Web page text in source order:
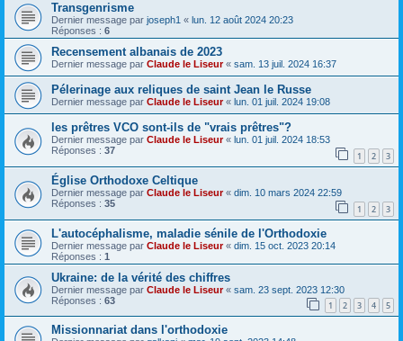
Transgenrisme
Dernier message par joseph1 « lun. 12 août 2024 20:23
Réponses : 6
Recensement albanais de 2023
Dernier message par Claude le Liseur« sam. 13 juil. 2024 16:37
Pélerinage aux reliques de saint Jean le Russe
Dernier message par Claude le Liseur« lun. 01 juil. 2024 19:08
les prêtres VCO sont-ils de "vrais prêtres"?
Dernier message par Claude le Liseur« lun. 01 juil. 2024 18:53
Réponses : 37 1 2 3
Église Orthodoxe Celtique
Dernier message par Claude le Liseur« dim. 10 mars 2024 22:59
Réponses : 35 1 2 3
L'autocéphalisme, maladie sénile de l'Orthodoxie
Dernier message par Claude le Liseur« dim. 15 oct. 2023 20:14
Réponses : 1
Ukraine: de la vérité des chiffres
Dernier message par Claude le Liseur« sam. 23 sept. 2023 12:30
Réponses : 63 1 2 3 4 5
Missionnariat dans l'orthodoxie